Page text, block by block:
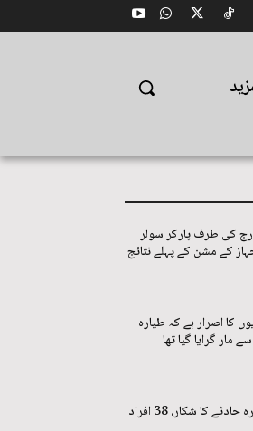
کی طرف پارکر سولر
کے مشن کے پہلے نتائج
کا اصرار ہے کہ طیارہ
مار گرایا گیا تھا
قازقستان: طیارہ حادثے کا شکار، 38 افراد